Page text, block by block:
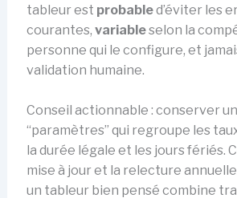
tableur est probabled’éviter les
courantes, variableselon la
personne qui le configure, et
validation humaine.
Conseil actionnable : conserver
“paramètres” qui regroupe les
la durée légale et les jours fériés.
mise à jour et la relecture
un tableur bien pensé combine